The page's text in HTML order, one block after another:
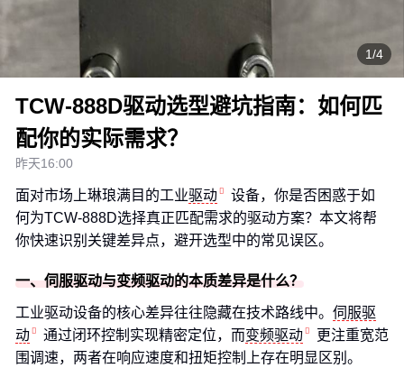
1/4
TCW-888D驱动选型避坑指南：如何匹
配你的实际需求？
昨天16:00
面对市场上琳琅满目的工业驱动
设备，你是否困惑于如
何为TCW-888D选择真正匹配需求的驱动方案？本文将帮
你快速识别关键差异点，避开选型中的常见误区。
一、伺服驱动与变频驱动的本质差异是什么？
工业驱动设备的核心差异往往隐藏在技术路线中。 伺服驱
动
通过闭环控制实现精密定位，而变频驱动
更注重宽范
围调速，两者在响应速度和扭矩控制上存在明显区别。